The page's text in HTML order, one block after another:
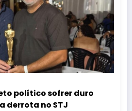
político sofrer duro
derrota no STJ